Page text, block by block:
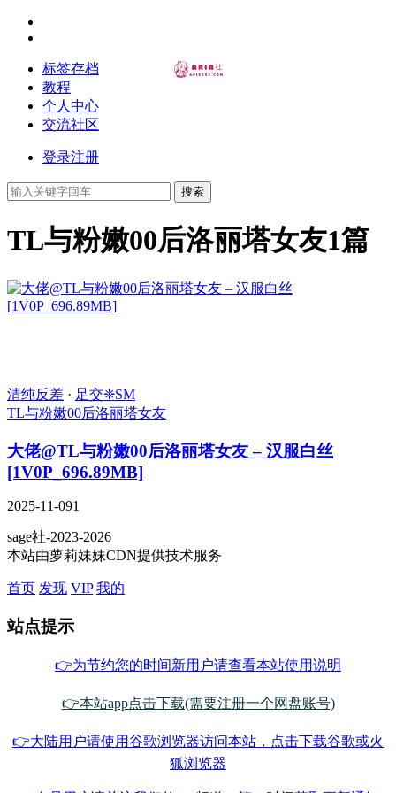
标签存档
教程
个人中心
交流社区
登录注册
搜索
TL与粉嫩00后洛丽塔女友1篇
清纯反差 · 足交❈SM
TL与粉嫩00后洛丽塔女友
大佬@TL与粉嫩00后洛丽塔女友 – 汉服白丝
[1V0P_696.89MB]
2025-11-091
sage社-2023-2026
本站由萝莉妹妹CDN提供技术服务
首页 发现 VIP 我的
站点提示
👉为节约您的时间新用户请查看本站使用说明
👉本站app点击下载(需要注册一个网盘账号)
👉大陆用户请使用谷歌浏览器访问本站，点击下载谷歌或火
狐浏览器